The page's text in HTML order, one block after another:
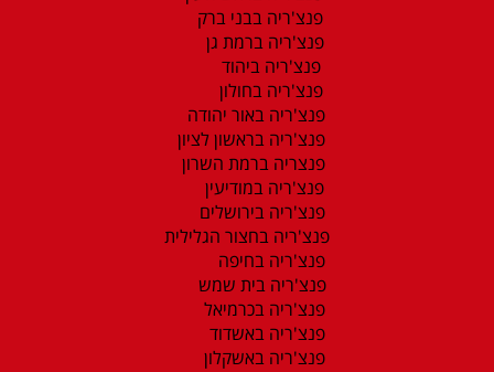
פנצ'ריה בבני ברק
פנצ'ריה ברמת גן
פנצ'ריה ביהוד
פנצ'ריה בחולון
פנצ'ריה באור יהודה
פנצ'ריה בראשון לציון
פנצריה ברמת השרון
פנצ'ריה במודיעין
פנצ'ריה בירושלים
פנצ'ריה בחצור הגלילית
פנצ'ריה בחיפה
פנצ'ריה בית שמש
פנצ'ריה בכרמיאל
פנצ'ריה באשדוד
פנצ'ריה באשקלון